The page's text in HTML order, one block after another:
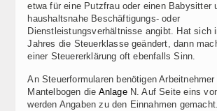
etwa für eine Putzfrau oder einen Babysitter
haushaltsnahe Beschäftigungs- oder
Dienstleistungsverhältnisse angibt. Hat sich
Jahres die Steuerklasse geändert, dann
einer Steuererklärung oft ebenfalls Sinn.
An Steuerformularen benötigen Arbeitnehmer
Mantelbogen die AnlageN. Auf Seite eins
werden Angaben zu den Einnahmen